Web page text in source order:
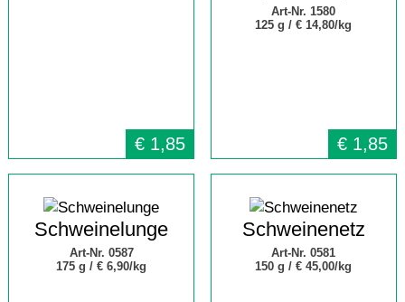
€ 1,85
Art-Nr. 1580
125 g /€ 14,80/kg
€ 1,85
Schweinelunge
Art-Nr. 0587
175 g / € 6,90/kg
Schweinenetz
Art-Nr. 0581
150 g /€ 45,00/kg